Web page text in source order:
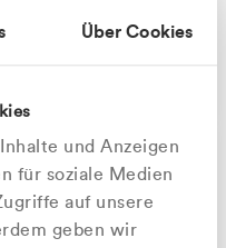
Über Cookies
und Anzeigen
für soziale Medien
auf unsere
geben wir